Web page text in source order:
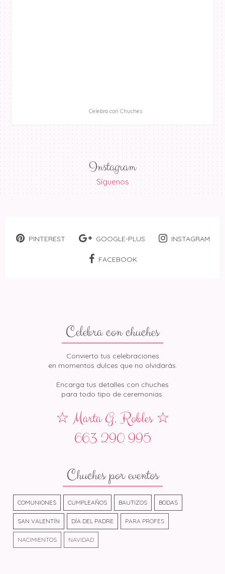
Celebra con Chuches
Instagram
Síguenos
PINTEREST GOOGLE-PLUS INSTAGRAM
FACEBOOK
Celebra con chuches
Convierto tus celebraciones
en momentos dulces que no olvidarás.
Encarga tus detalles con chuches
para todo tipo de ceremonias.
☆ Marta G. Robles ☆
663 290 995
Chuches por eventos
COMUNIONES CUMPLEAÑOS BAUTIZOS BODAS
SAN VALENTÍN DÍA DEL PADRE PARA PROFES
NACIMIENTOS NAVIDAD